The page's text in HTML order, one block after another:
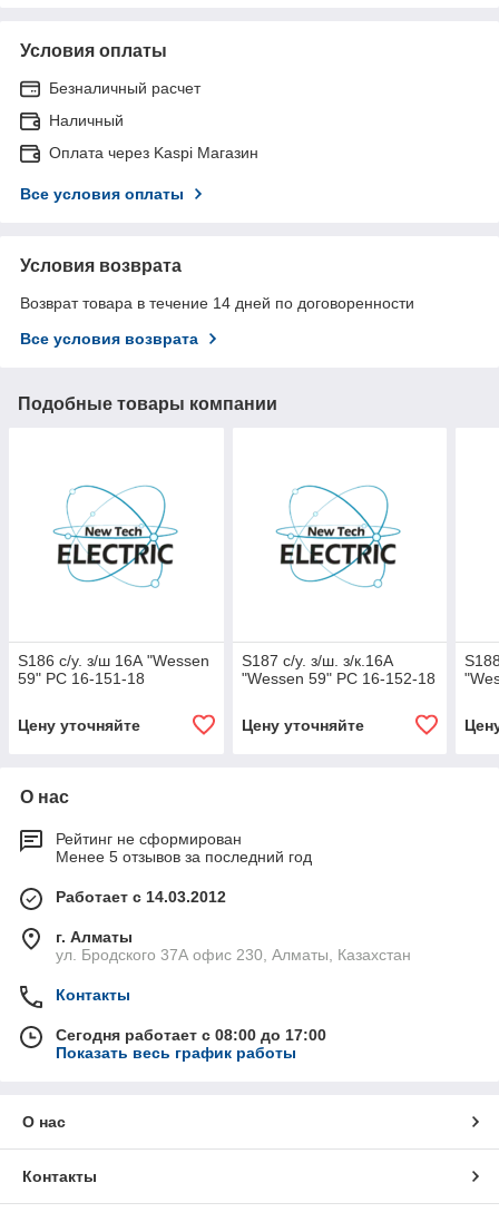
Условия оплаты
Безналичный расчет
Наличный
Оплата через Kaspi Магазин
Все условия оплаты
Условия возврата
Возврат товара в течение 14 дней по договоренности
Все условия возврата
Подобные товары компании
S186 с/у. з/ш 16А "Wessen
59" РС 16-151-18
Цену уточняйте
S187 с/у. з/ш. з/к.16А
"Wessen 59" РС 16-152-18
Цену уточняйте
О нас
Рейтинг не сформирован
Менее 5 отзывов за последний год
Работает с 14.03.2012
г. Алматы
ул. Бродского 37А офис 230, Алматы, Казахстан
Контакты
Сегодня работает с 08:00 до 17:00
Показать весь график работы
О нас
Контакты